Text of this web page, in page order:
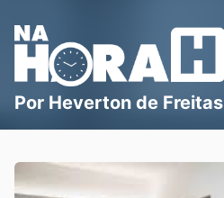
Blog Na Hora H
Por Heverton de Freitas